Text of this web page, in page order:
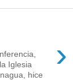
›
Iglesia
hice